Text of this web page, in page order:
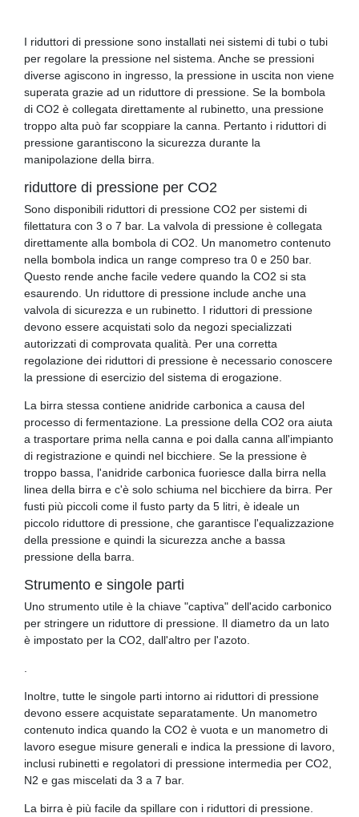
I riduttori di pressione sono installati nei sistemi di tubi o tubi
per regolare la pressione nel sistema. Anche se pressioni
diverse agiscono in ingresso, la pressione in uscita non viene
superata grazie ad un riduttore di pressione. Se la bombola
di CO2 è collegata direttamente al rubinetto, una pressione
troppo alta può far scoppiare la canna. Pertanto i riduttori di
pressione garantiscono la sicurezza durante la
manipolazione della birra.
riduttore di pressione per CO2
Sono disponibili riduttori di pressione CO2 per sistemi di
filettatura con 3 o 7 bar. La valvola di pressione è collegata
direttamente alla bombola di CO2. Un manometro contenuto
nella bombola indica un range compreso tra 0 e 250 bar.
Questo rende anche facile vedere quando la CO2 si sta
esaurendo. Un riduttore di pressione include anche una
valvola di sicurezza e un rubinetto. I riduttori di pressione
devono essere acquistati solo da negozi specializzati
autorizzati di comprovata qualità. Per una corretta
regolazione dei riduttori di pressione è necessario conoscere
la pressione di esercizio del sistema di erogazione.
La birra stessa contiene anidride carbonica a causa del
processo di fermentazione. La pressione della CO2 ora aiuta
a trasportare prima nella canna e poi dalla canna all'impianto
di registrazione e quindi nel bicchiere. Se la pressione è
troppo bassa, l'anidride carbonica fuoriesce dalla birra nella
linea della birra e c'è solo schiuma nel bicchiere da birra. Per
fusti più piccoli come il fusto party da 5 litri, è ideale un
piccolo riduttore di pressione, che garantisce l'equalizzazione
della pressione e quindi la sicurezza anche a bassa
pressione della barra.
Strumento e singole parti
Uno strumento utile è la chiave "captiva" dell'acido carbonico
per stringere un riduttore di pressione. Il diametro da un lato
è impostato per la CO2, dall'altro per l'azoto.
Inoltre, tutte le singole parti intorno ai riduttori di pressione
devono essere acquistate separatamente. Un manometro
contenuto indica quando la CO2 è vuota e un manometro di
lavoro esegue misure generali e indica la pressione di lavoro,
inclusi rubinetti e regolatori di pressione intermedia per CO2,
N2 e gas miscelati da 3 a 7 bar.
La birra è più facile da spillare con i riduttori di pressione.